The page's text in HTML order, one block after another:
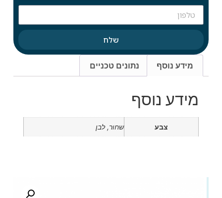
שלח
מידע נוסף נתונים טכניים
מידע נוסף
צבע שחור, לבן